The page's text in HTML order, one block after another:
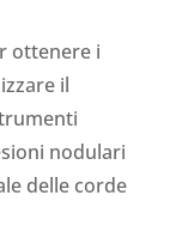
ottenere i
il
nodulari
delle corde